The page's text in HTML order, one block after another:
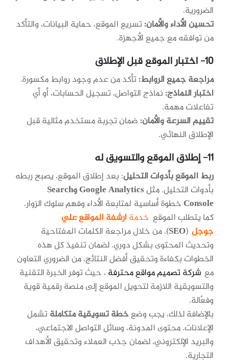
الضرورية.
تحسين الأداء والأمان: تسريع الموقع، حماية البيانات، والتأكد
من توافقه مع جميع الأجهزة.
10- اختبار الموقع قبل الإطلاق
مراجعة جميع الروابط: تأكد من عدم وجود روابط مكسورة.
اختبار النماذج: نماذج التواصل، تسجيل الحسابات، أو أي
تفاعلات مهمة.
تقييم السرعة والأمان: ضمان تجربة مستخدم مثالية قبل
الإطلاق النهائي.
11- إطلاق الموقع والتسويق له
ربط الموقع بأدوات التحليل: بعد إطلاق الموقع، يصبح ربطه
بأدوات التحليل. مثل
Google Analytics وSearch
Consoleخطوة أساسية لمتابعة الأداء وفهم سلوك الزوار.
كما يتطلب الموقع خدمة ارشفة المواقع علي
جوجل (
SEO). من خلال مراجعة الكلمات المفتاحية
وتحديث المحتوى بشكل دوري. لضمان تنفيذ كل هذه
الخطوات بكفاءة وتحقيق أفضل النتائج، من الضروري التعاون
مع شركة تصميم مواقع محترفة ، حيث توفر الخبرة التقنية
والتسويقية اللازمة لتحويل الموقع إلى منصة رقمية قوية
وفعّالة.
بالإضافة لذلك، يجب وضعخطة تسويقية متكاملة تشمل
الإعلانات. محتوى المدونة، وسائل التواصل الاجتماعي،
والبريد الإلكتروني، لضمان جذب العملاء وتحقيق الأهداف
التجارية.